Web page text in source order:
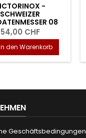
-
SCHWEIZER
08
54,00 CHF
den Warenkorb
Geschäftsbedingungen